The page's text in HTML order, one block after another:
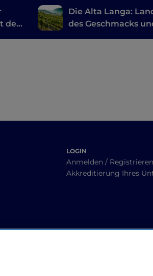
der
Die Alta Langa:
des Geschmacks
LOGIN
Anmelden / Registrieren
Akkreditierung Ihres